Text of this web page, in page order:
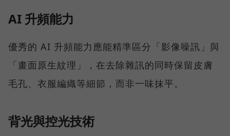
AI 升頻能力
優秀的 AI 升頻能力應能精準區分「影像噪訊」與
「畫面原生紋理」，在去除雜訊的同時保留皮膚
毛孔、衣服編織等細節，而非一味抹平。
背光與控光技術